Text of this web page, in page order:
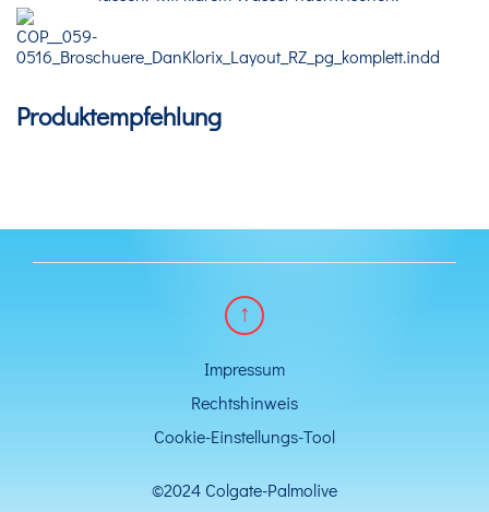
Produktempfehlung
©2024 Colgate-Palmolive
Impressum
Rechtshinweis
Cookie-Einstellungs-Tool